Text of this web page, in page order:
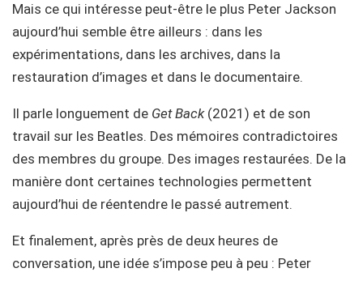
Mais ce qui intéresse peut-être le plus Peter Jackson
aujourd’hui semble être ailleurs : dans les
expérimentations, dans les archives, dans la
restauration d’images et dans le documentaire.
Il parle longuement de Get Back(2021) et de son
travail sur les Beatles. Des mémoires contradictoires
des membres du groupe. Des images restaurées. De la
manière dont certaines technologies permettent
aujourd’hui de réentendre le passé autrement.
Et finalement, après près de deux heures de
conversation, une idée s’impose peu à peu : Peter